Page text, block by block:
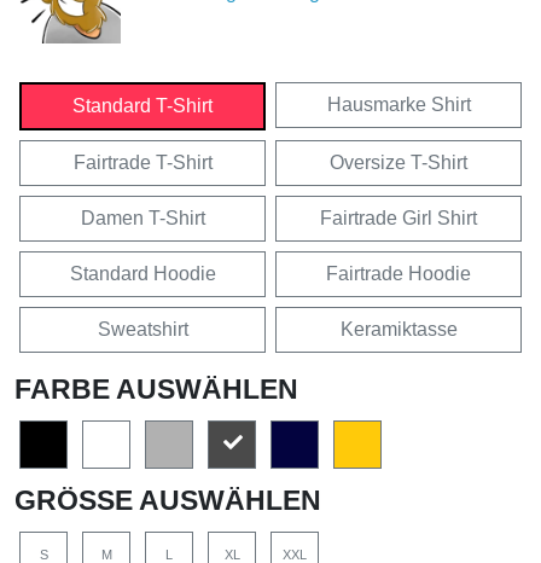
Standard T-Shirt Hausmarke Shirt
Fairtrade T-Shirt Oversize T-Shirt
Damen T-Shirt Fairtrade Girl Shirt
Standard Hoodie Fairtrade Hoodie
Sweatshirt Keramiktasse
FARBE AUSWÄHLEN
GRÖSSE AUSWÄHLEN
S M L XL XXL